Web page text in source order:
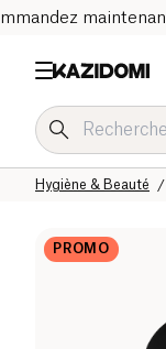
Hygiène & Beauté
Notre
Accueil
PROMO